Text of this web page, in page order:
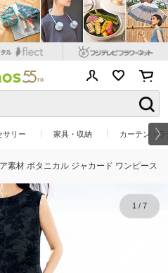
サリー 家具・収納 カーテン・
素材 ボタニカル ジャカード ワンピース
1/ 7